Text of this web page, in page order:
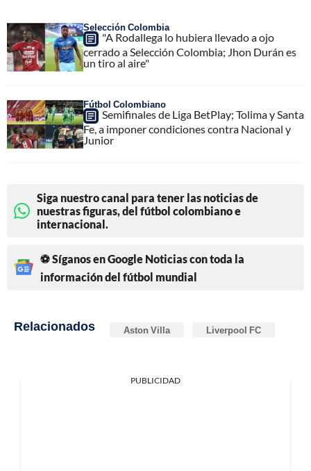
Selección Colombia
"A Rodallega lo hubiera llevado a ojo
cerrado a Selección Colombia; Jhon Durán es
un tiro al aire"
Fútbol Colombiano
Semifinales de Liga BetPlay; Tolima y Santa
Fe, a imponer condiciones contra Nacional y
Junior
Siga nuestro canal para tener las noticias de
nuestras figuras, del fútbol colombiano e
internacional.
⚽ Síganos en Google Noticias con toda la
información del fútbol mundial
Relacionados Aston Villa Liverpool FC
PUBLICIDAD